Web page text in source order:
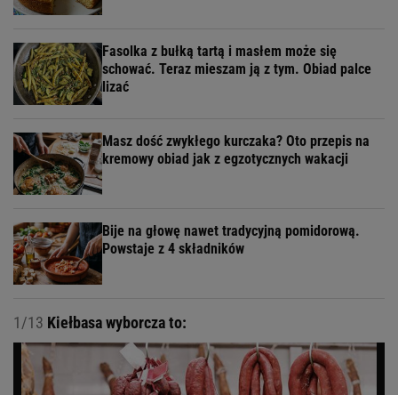
Fasolka z bułką tartą i masłem może się
schować. Teraz mieszam ją z tym. Obiad palce
lizać
Masz dość zwykłego kurczaka? Oto przepis na
kremowy obiad jak z egzotycznych wakacji
Bije na głowę nawet tradycyjną pomidorową.
Powstaje z 4 składników
1/13 Kiełbasa wyborcza to: